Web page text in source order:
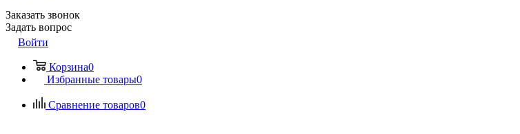
Заказать звонок
Задать вопрос
Войти
Корзина0
Избранные товары0
Сравнение товаров0